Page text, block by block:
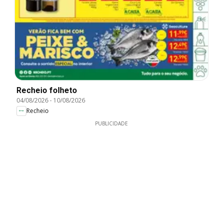
Recheio folheto
04/08/2026- 10/08/2026
Recheio
PUBLICIDADE